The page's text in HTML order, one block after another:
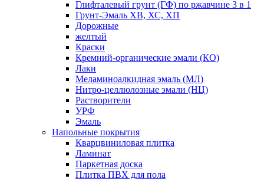
Глифталевый грунт (ГФ) по ржавчине 3 в 1
Грунт-Эмаль ХВ, ХС, ХП
Дорожные
желтый
Краски
Кремний-органические эмали (КО)
Лаки
Меламиноалкидная эмаль (МЛ)
Нитро-целлюлозные эмали (НЦ)
Растворители
УРФ
Эмаль
Напольные покрытия
Кварцвиниловая плитка
Ламинат
Паркетная доска
Плитка ПВХ для пола